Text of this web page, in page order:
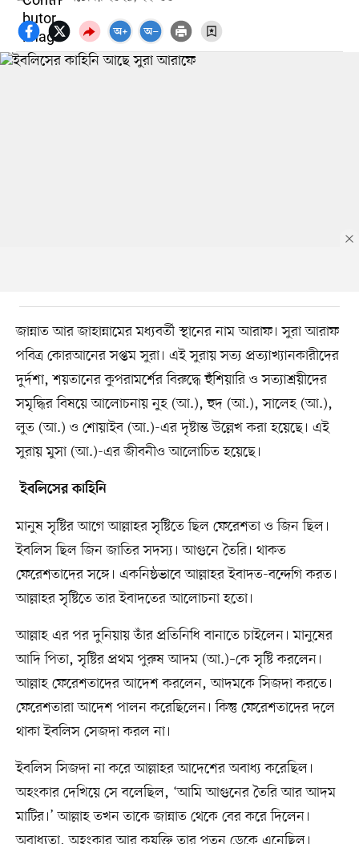
জান্নাত আর জাহান্নামের মধ্যবর্তী স্থানের নাম আরাফ। সুরা আরাফ
পবিত্র কোরআনের সপ্তম সুরা। এই সুরায় সত্য প্রত্যাখ্যানকারীদের
দুর্দশা, শয়তানের কুপরামর্শের বিরুদ্ধে হুঁশিয়ারি ও সত্যাশ্রয়ীদের
সমৃদ্ধির বিষয়ে আলোচনায় নুহ (আ.), হুদ (আ.), সালেহ (আ.),
লুত (আ.) ও শোয়াইব (আ.)-এর দৃষ্টান্ত উল্লেখ করা হয়েছে। এই
সুরায় মুসা (আ.)-এর জীবনীও আলোচিত হয়েছে।
ইবলিসের কাহিনি
মানুষ সৃষ্টির আগে আল্লাহর সৃষ্টিতে ছিল ফেরেশতা ও জিন ছিল।
ইবলিস ছিল জিন জাতির সদস্য। আগুনে তৈরি। থাকত
ফেরেশতাদের সঙ্গে। একনিষ্ঠভাবে আল্লাহর ইবাদত-বন্দেগি করত।
আল্লাহর সৃষ্টিতে তার ইবাদতের আলোচনা হতো।
আল্লাহ এর পর দুনিয়ায় তাঁর প্রতিনিধি বানাতে চাইলেন। মানুষের
আদি পিতা, সৃষ্টির প্রথম পুরুষ আদম (আ.)–কে সৃষ্টি করলেন।
আল্লাহ ফেরেশতাদের আদেশ করলেন, আদমকে সিজদা করতে।
ফেরেশতারা আদেশ পালন করেছিলেন। কিন্তু ফেরেশতাদের দলে
থাকা ইবলিস সেজদা করল না।
ইবলিস সিজদা না করে আল্লাহর আদেশের অবাধ্য করেছিল।
অহংকার দেখিয়ে সে বলেছিল, ‘আমি আগুনের তৈরি আর আদম
মাটির।’ আল্লাহ তখন তাকে জান্নাত থেকে বের করে দিলেন।